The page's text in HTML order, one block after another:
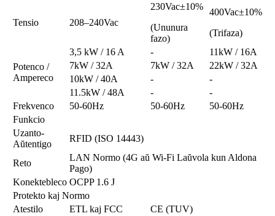
Tensio 208–240Vac
230Vac±10%
(Ununura
fazo)
400Vac±10%
(Trifaza)
Potenco /
Ampereco
3,5 kW / 16 A -
11kW / 16A
7kW / 32A
7kW / 32A
22kW / 32A
10kW / 40A
-
-
11.5kW / 48A
-
-
Frekvenco
50-60Hz 50-60Hz
50-60Hz
Funkcio
Uzanto-
Aŭtentigo
RFID (ISO 14443)
Reto
LAN Normo (4G aŭ Wi-Fi Laŭvola kun Aldona
Pago)
Konektebleco OCPP 1.6 J
Protekto kaj Normo
Atestilo
ETL kaj FCC
CE (TUV)